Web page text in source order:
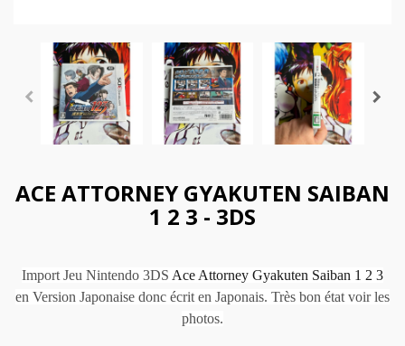
ACE ATTORNEY GYAKUTEN SAIBAN
1 2 3 - 3DS
Import Jeu Nintendo 3DS Ace Attorney Gyakuten Saiban 1 2 3
en Version Japonaise donc écrit en Japonais. Très bon état voir les
photos.